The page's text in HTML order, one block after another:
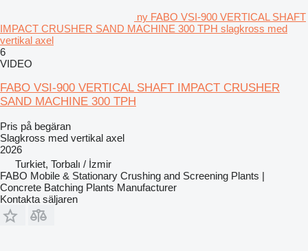
ny FABO VSI-900 VERTICAL SHAFT
IMPACT CRUSHER SAND MACHINE 300 TPH slagkross med
vertikal axel
6
VIDEO
FABO VSI-900 VERTICAL SHAFT IMPACT CRUSHER
SAND MACHINE 300 TPH
Pris på begäran
Slagkross med vertikal axel
2026
Turkiet, Torbalı / İzmir
FABO Mobile & Stationary Crushing and Screening Plants |
Concrete Batching Plants Manufacturer
Kontakta säljaren